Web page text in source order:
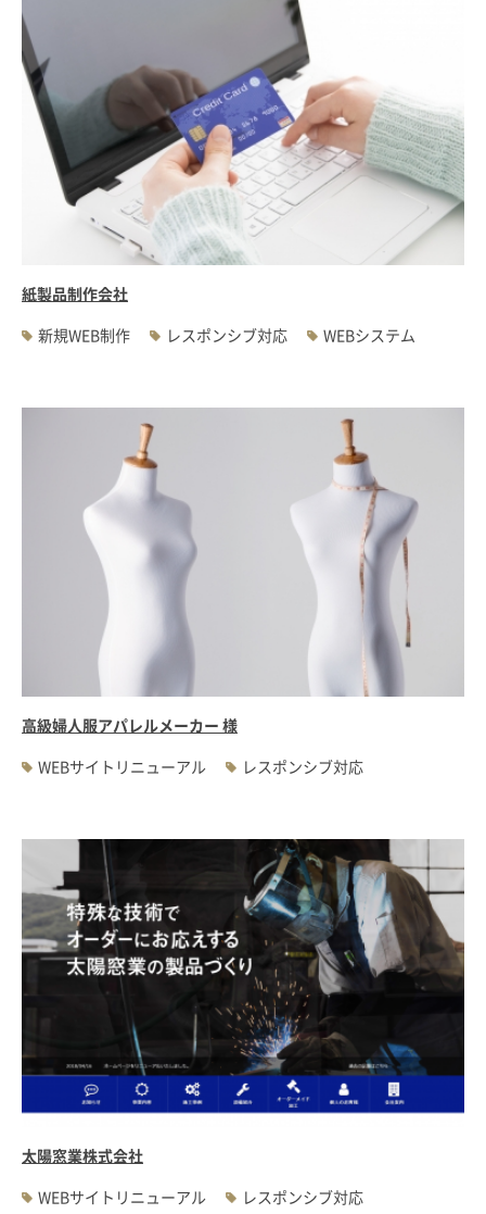
紙製品制作会社
新規WEB制作
レスポンシブ対応 WEBシステム
高級婦人服アパレルメーカー 様
WEBサイトリニューアル
レスポンシブ対応
太陽窓業株式会社
WEBサイトリニューアル
レスポンシブ対応